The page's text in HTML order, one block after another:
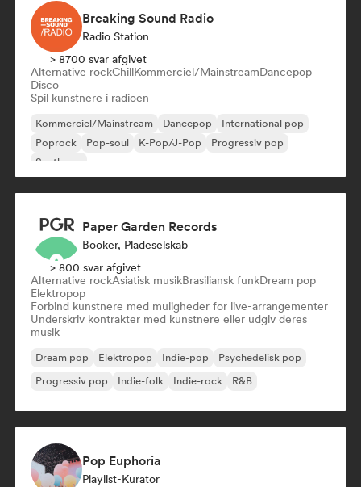
Breaking Sound Radio
Radio Station
> 8700 svar afgivet
Alternative rockChillKommerciel/MainstreamDancepop
Disco
Spil kunstnere i radioen
Kommerciel/Mainstream Dancepop
International pop
Poprock
Pop-soul K-Pop/J-Pop
Progressiv pop
Synthpop
Paper Garden Records
Booker, Pladeselskab
> 800 svar afgivet
Alternative rockAsiatisk musikBrasiliansk funkDream pop
Elektropop
Forbind kunstnere med muligheder for live-arrangementer
Underskriv kontrakter med kunstnere eller udgiv deres
musik
Dream pop Elektropop Indie-pop
Psychedelisk pop
Progressiv pop
Indie-folk Indie-rock R&B
Pop Euphoria
Playlist-Kurator